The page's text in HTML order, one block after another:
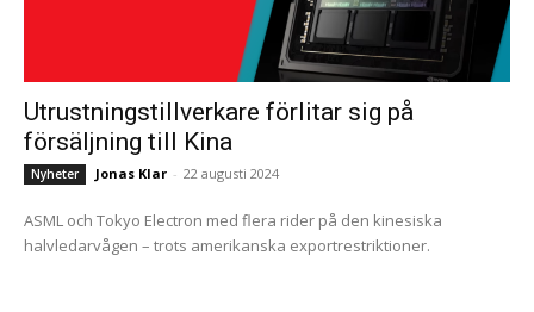
Utrustningstillverkare förlitar sig på
försäljning till Kina
Nyheter Jonas Klar - 22 augusti 2024
ASML och Tokyo Electron med flera rider på den kinesiska
halvledarvågen – trots amerikanska exportrestriktioner.